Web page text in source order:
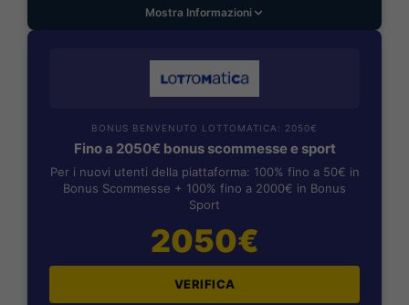
Mostra Informazioni
BONUS BENVENUTO LOTTOMATICA: 2050€
Fino a 2050€ bonus scommesse e sport
Per i nuovi utenti della piattaforma: 100% fino a 50€ in
Bonus Scommesse + 100% fino a 2000€ in Bonus
Sport
2050€
VERIFICA